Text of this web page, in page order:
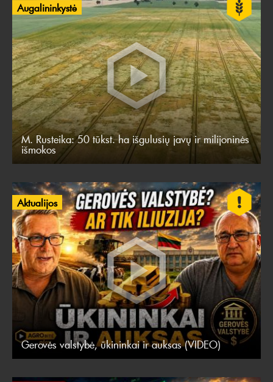
Augalininkystė
M. Rusteika: 50 tūkst. ha išgulusių javų ir milijoninės
išmokos
Aktualijos
Gerovės valstybė, ūkininkai ir auksas (VIDEO)